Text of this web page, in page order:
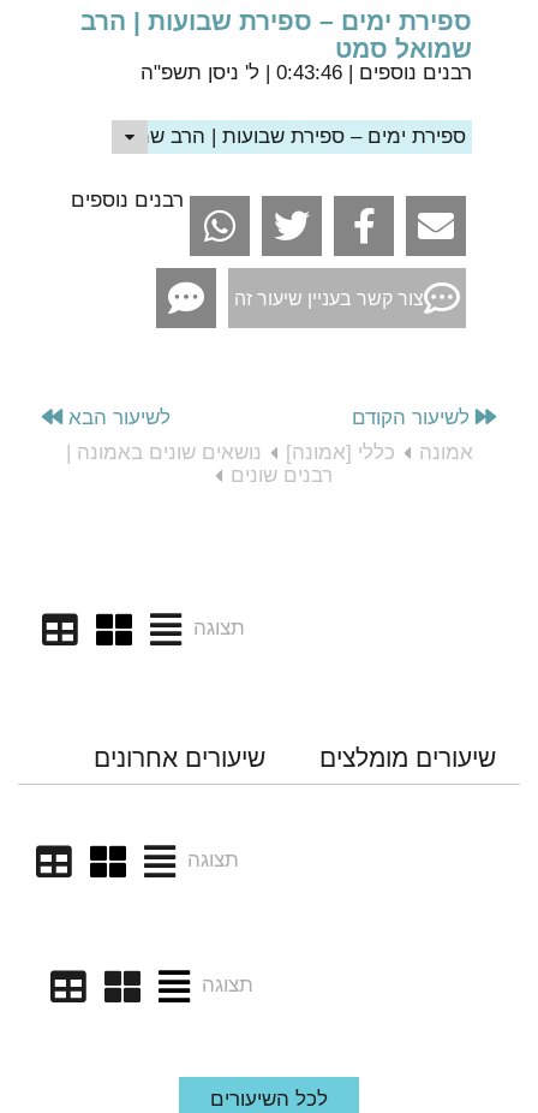
ספירת ימים – ספירת שבועות | הרב
שמואל סמט
רבנים נוספים
ספירת ימים – ספירת שבועות | הרב שמואל סמט
רבנים נוספים
צור קשר בעניין שיעור זה
לשיעור הקודם
לשיעור הבא
אמונה
כללי [אמונה]
נושאים שונים באמונה |
רבנים שונים
תצוגה
שיעורים מומלצים שיעורים אחרונים
תצוגה
תצוגה
לכל השיעורים